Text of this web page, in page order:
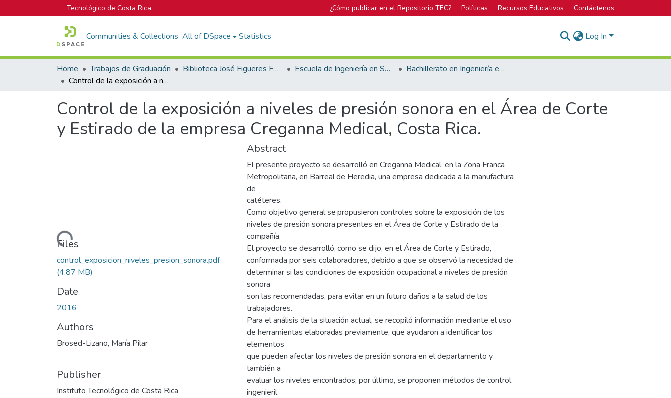
Tecnológico de Costa Rica ¿Cómo publicar en el Repositorio TEC? Políticas Recursos Educativos Contáctenos
Communities & Collections All of DSpace Statistics Log In
Home Trabajos de Graduación Biblioteca José Figueres Ferrer Escuela de Ingeniería en Seguridad Laboral e Higiene Ambiental
Bachillerato en Ingeniería en Seguridad Laboral e Higiene Ambiental
Control de la exposición a niveles de presión sonora en el Área de Corte y Estirado de la empresa Creganna Medical, Costa Rica.
Control de la exposición a niveles de presión sonora en el Área de Corte
y Estirado de la empresa Creganna Medical, Costa Rica.
Loading...
Files
control_exposicion_niveles_presion_sonora.pdf
(4.87 MB)
Date
2016
Authors
Brosed-Lizano, María Pilar
Publisher
Instituto Tecnológico de Costa Rica
Abstract
El presente proyecto se desarrolló en Creganna Medical, en la Zona Franca
Metropolitana, en Barreal de Heredia, una empresa dedicada a la manufactura
de
catéteres.
Como objetivo general se propusieron controles sobre la exposición de los
niveles de presión sonora presentes en el Área de Corte y Estirado de la
compañía.
El proyecto se desarrolló, como se dijo, en el Área de Corte y Estirado,
conformada por seis colaboradores, debido a que se observó la necesidad de
determinar si las condiciones de exposición ocupacional a niveles de presión
sonora
son las recomendadas, para evitar en un futuro daños a la salud de los
trabajadores.
Para el análisis de la situación actual, se recopiló información mediante el uso
de herramientas elaboradas previamente, que ayudaron a identificar los
elementos
que pueden afectar los niveles de presión sonora en el departamento y
también a
evaluar los niveles encontrados; por último, se proponen métodos de control
ingenieril